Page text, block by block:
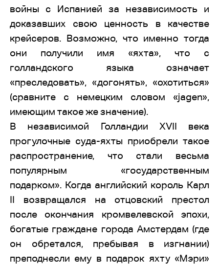
войны с Испанией за независимость и
доказавших свою ценность в качестве
крейсеров. Возможно, что именно тогда
они получили имя «яхта», что с
голландского языка означает
«преследовать», «догонять», «охотиться»
(сравните с немецким словом «jagen»,
имеющим такое же значение).
В независимой Голландии XVII века
прогулочные суда-яхты приобрели такое
распространение, что стали весьма
популярным «государственным
подарком». Когда английский король Карл
II возвращался на отцовский престол
после окончания кромвелевской эпохи,
богатые граждане города Амстердам (где
он обретался, пребывая в изгнании)
преподнесли ему в подарок яхту «Мэри»